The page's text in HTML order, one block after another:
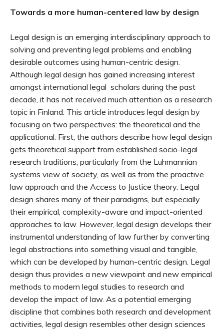
Towards a more human-centered law by design
Legal design is an emerging interdisciplinary approach to
solving and preventing legal problems and enabling
desirable outcomes using human-centric design.
Although legal design has gained increasing interest
amongst international legal scholars during the past
decade, it has not received much attention as a research
topic in Finland. This article introduces legal design by
focusing on two perspectives: the theoretical and the
applicational. First, the authors describe how legal design
gets theoretical support from established socio-legal
research traditions, particularly from the Luhmannian
systems view of society, as well as from the proactive
law approach and the Access to Justice theory. Legal
design shares many of their paradigms, but especially
their empirical, complexity-aware and impact-oriented
approaches to law. However, legal design develops their
instrumental understanding of law further by converting
legal abstractions into something visual and tangible,
which can be developed by human-centric design. Legal
design thus provides a new viewpoint and new empirical
methods to modern legal studies to research and
develop the impact of law. As a potential emerging
discipline that combines both research and development
activities, legal design resembles other design sciences